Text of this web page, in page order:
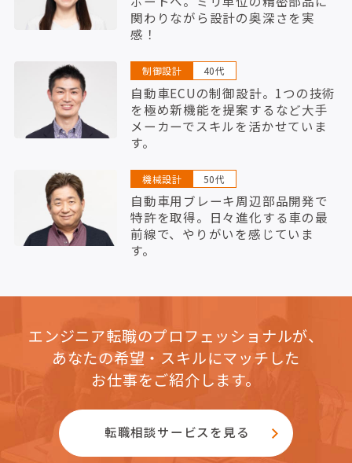
関わりながら設計の奥深さを実
感！
制御設計 40代
自動車ECUの制御設計。1つの技術
を極め新機能を提案するなど大手
メーカーでスキルを活かせていま
す。
機械設計 50代
自動車用ブレーキ周辺部品開発で
特許を取得。日々進化する車の最
前線で、やりがいを感じていま
す。
エンジニア転職のプロフェッショナルが、
あなたの希望・スキルにマッチした
お仕事をご紹介します。
転職相談サービスを見る